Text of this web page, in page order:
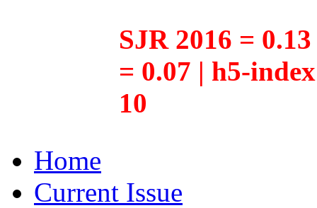
SJR 2016 =
= 0.07 | h5-
10
Home
Current Issue